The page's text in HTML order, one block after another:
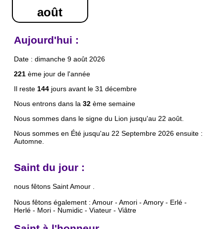
août
Aujourd'hui :
Date : dimanche 9 août 2026
221ème jour de l'année
Il reste 144jours avant le 31 décembre
Nous entrons dans la 32ème semaine
Nous sommes dans le signe du Lion jusqu'au 22 août.
Nous sommes en Été jusqu'au 22 Septembre 2026 ensuite :
Automne.
Saint du jour :
nous fêtons Saint Amour .
Nous fêtons également : Amour - Amori - Amory - Erlé -
Herlé - Mori - Numidic - Viateur - Viâtre